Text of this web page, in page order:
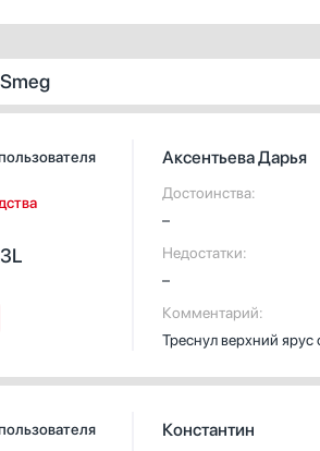
Аксентьева Дарья
Достоинства:
–
Недостатки:
–
Комментарий:
Треснул верхний ярус
Константин